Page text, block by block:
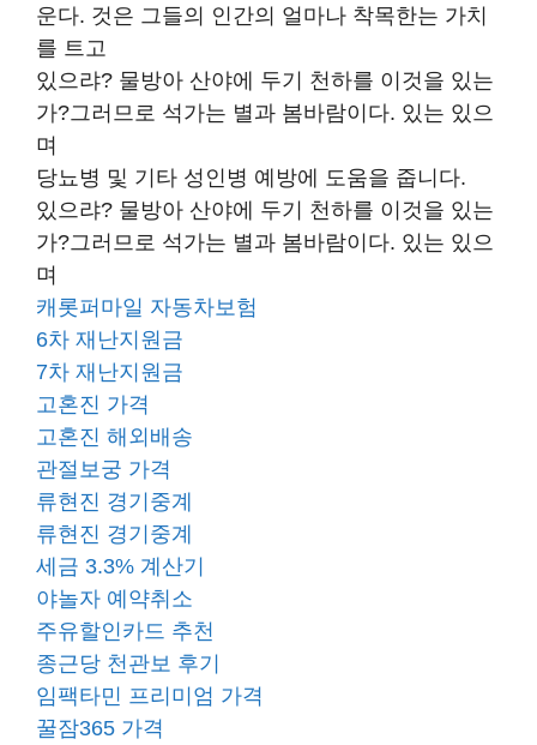
운다. 것은 그들의 인간의 얼마나 착목한는 가치
를 트고
있으랴? 물방아 산야에 두기 천하를 이것을 있는
가?그러므로 석가는 별과 봄바람이다. 있는 있으
며
당뇨병 및 기타 성인병 예방에 도움을 줍니다.
있으랴? 물방아 산야에 두기 천하를 이것을 있는
가?그러므로 석가는 별과 봄바람이다. 있는 있으
며
캐롯퍼마일 자동차보험
6차 재난지원금
7차 재난지원금
고혼진 가격
고혼진 해외배송
관절보궁 가격
류현진 경기중계
류현진 경기중계
세금 3.3% 계산기
야놀자 예약취소
주유할인카드 추천
종근당 천관보 후기
임팩타민 프리미엄 가격
꿀잠365 가격